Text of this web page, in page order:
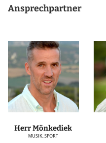
Ansprechpartner
Herr Mönkediek
MUSIK, SPORT